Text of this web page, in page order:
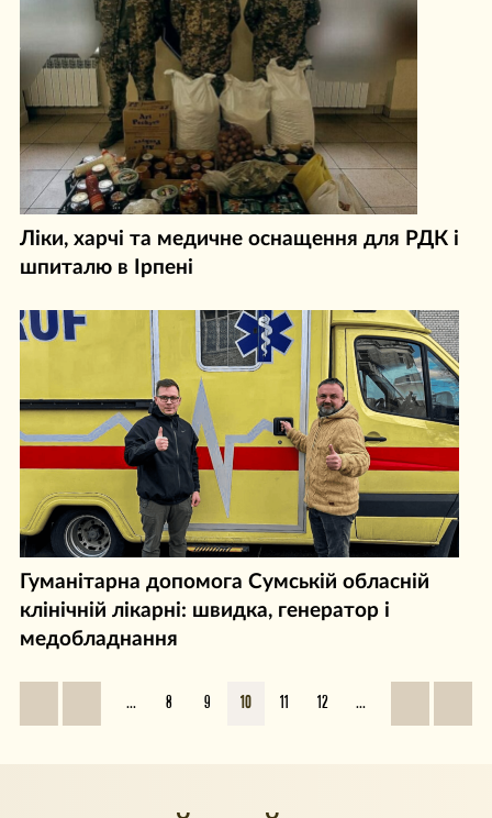
Ліки, харчі та медичне оснащення для РДК і
шпиталю в Ірпені
Гуманітарна допомога Сумській обласній
клінічній лікарні: швидка, генератор і
медобладнання
... 8 9 10 11 12 ...